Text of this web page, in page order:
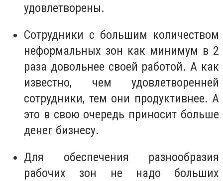
удовлетворены.
Сотрудники с большим количеством
неформальных зон как минимум в 2
раза довольнее своей работой. А как
известно, чем удовлетворенней
сотрудники, тем они продуктивнее. А
это в свою очередь приносит больше
денег бизнесу.
Для обеспечения разнообразия
рабочих зон не надо больших